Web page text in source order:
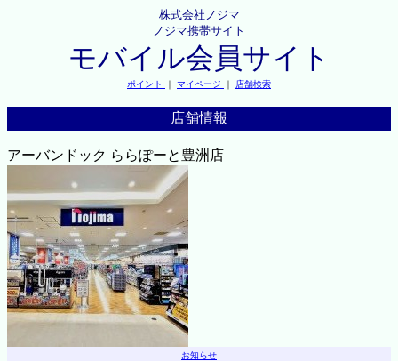
株式会社ノジマ
ノジマ携帯サイト
モバイル会員サイト
ポイント ｜ マイページ ｜ 店舗検索
店舗情報
アーバンドック ららぽーと豊洲店
お知らせ